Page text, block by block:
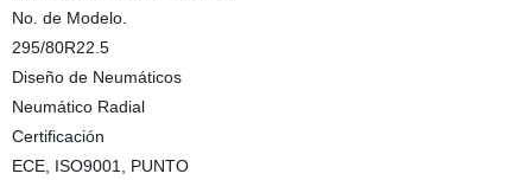
No. de Modelo.
295/80R22.5
Diseño de Neumáticos
Neumático Radial
Certificación
ECE, ISO9001, PUNTO